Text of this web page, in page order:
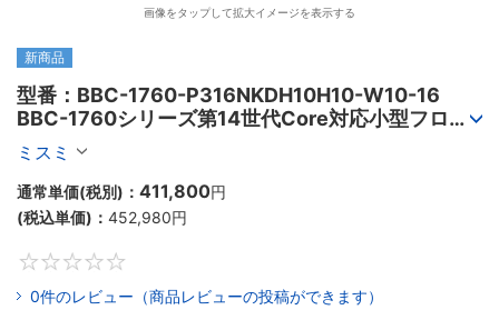
画像をタップして拡大イメージを表示する
新商品
型番：BBC-1760-P316NKDH10H10-W10-16
BBC-1760シリーズ第14世代Core対応小型フロア
マウント3PCIe
ミスミ
通常単価(税別)： 411,800円
(税込単価)： 452,980円
0件のレビュー（商品レビューの投稿ができます）